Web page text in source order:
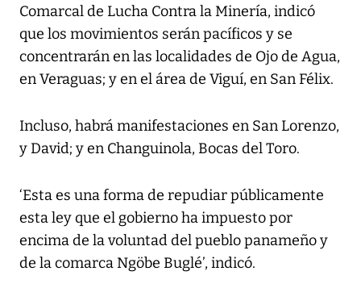
Comarcal de Lucha Contra la Minería, indicó
que los movimientos serán pacíficos y se
concentrarán en las localidades de Ojo de Agua,
en Veraguas; y en el área de Viguí, en San Félix.
Incluso, habrá manifestaciones en San Lorenzo,
y David; y en Changuinola, Bocas del Toro.
‘Esta es una forma de repudiar públicamente
esta ley que el gobierno ha impuesto por
encima de la voluntad del pueblo panameño y
de la comarca Ngöbe Buglé’, indicó.